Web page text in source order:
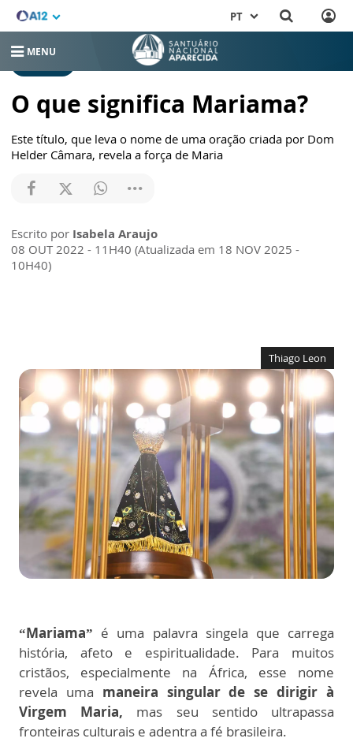
PT
MENU
O que significa Mariama?
Este título, que leva o nome de uma oração criada por Dom
Helder Câmara, revela a força de Maria
Escrito por Isabela Araujo
08 OUT 2022 - 11H40 (Atualizada em 18 NOV 2025 -
10H40)
Thiago Leon
“Mariama” é uma palavra singela que carrega
história, afeto e espiritualidade. Para muitos
cristãos, especialmente na África, esse nome
revela uma maneira singular de se dirigir à
Virgem Maria, mas seu sentido ultrapassa
fronteiras culturais e adentra a fé brasileira.